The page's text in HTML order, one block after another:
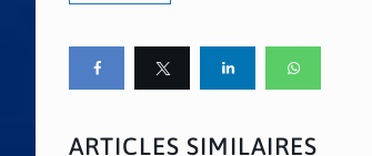
ARTICLES SIMILAIRES